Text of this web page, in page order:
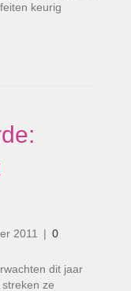
keurig
2011 | 0
dit jaar
ze